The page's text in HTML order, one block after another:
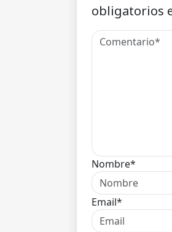
obligatorios
Nombre*
Email*